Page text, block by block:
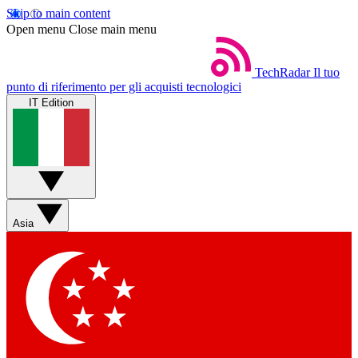
Skip to main content
Open menu Close main menu
TechRadar Il tuo
punto di riferimento per gli acquisti tecnologici
IT Edition
Asia